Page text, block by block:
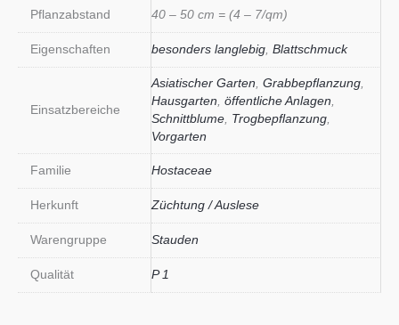
Pflanzabstand 40 – 50 cm = (4 – 7/qm)
Eigenschaften besonders langlebig Blattschmuck
Einsatzbereiche
Asiatischer Garten Grabbepflanzung
Hausgarten öffentliche Anlagen
Schnittblume Trogbepflanzung
Vorgarten
Familie Hostaceae
Herkunft Züchtung / Auslese
Warengruppe Stauden
Qualität P 1